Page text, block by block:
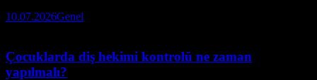
10.07.2026Genel
Çocuklarda diş hekimi kontrolü ne zaman
yapılmalı?